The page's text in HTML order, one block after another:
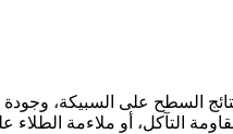
التآكل، أو ملاءمة الطلاء